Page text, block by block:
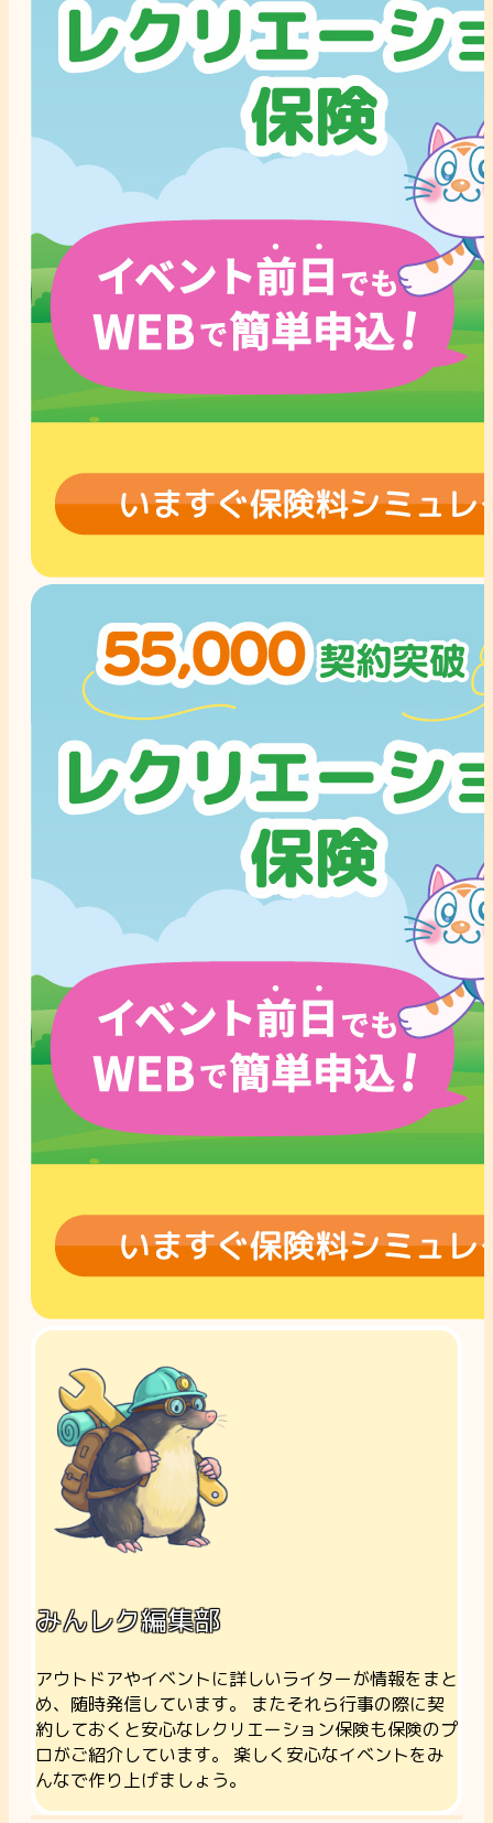
みんレク編集部
アウトドアやイベントに詳しいライターが情報をまと
め、随時発信しています。 またそれら行事の際に契
約しておくと安心なレクリエーション保険も保険のプ
ロがご紹介しています。 楽しく安心なイベントをみ
んなで作り上げましょう。